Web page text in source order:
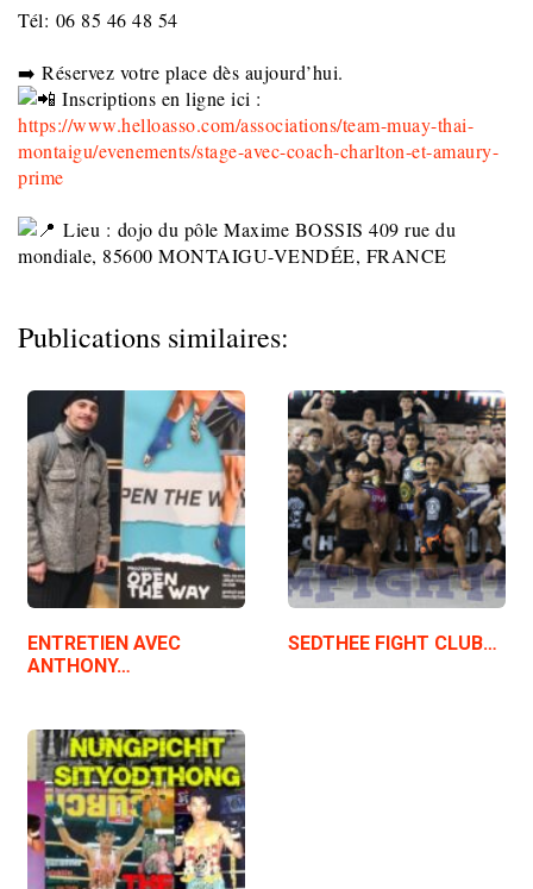
Tél: 06 85 46 48 54
➡️ Réservez votre place dès aujourd’hui.
Inscriptions en ligne ici :
https://www.helloasso.com/associations/team-muay-thai-
montaigu/evenements/stage-avec-coach-charlton-et-amaury-
prime
Lieu : dojo du pôle Maxime BOSSIS 409 rue du
mondiale, 85600 MONTAIGU-VENDÉE, FRANCE
Publications similaires:
ENTRETIEN AVEC
ANTHONY…
SEDTHEE FIGHT CLUB…